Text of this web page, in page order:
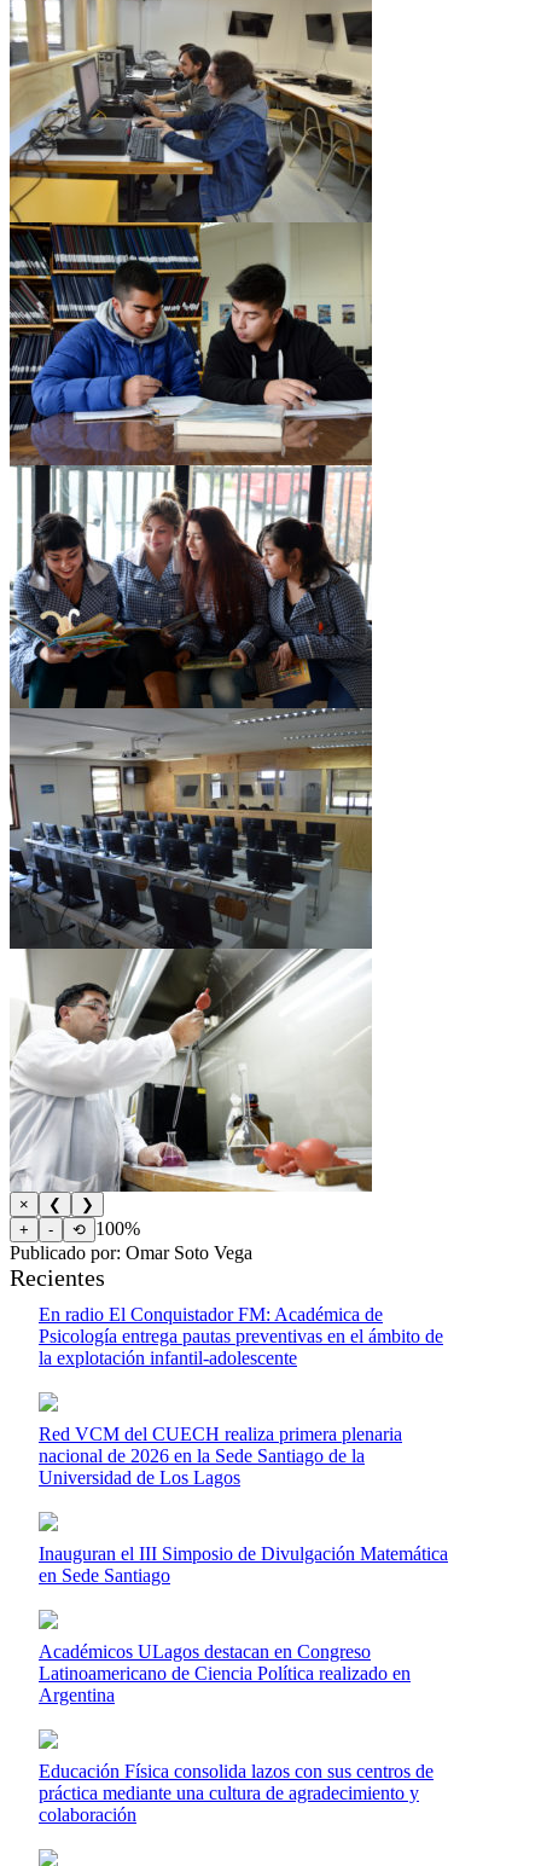
× ❮
❯
+
- ⟲ 100%
Publicado por: Omar Soto Vega
Recientes
En radio El Conquistador FM: Académica de
Psicología entrega pautas preventivas en el ámbito de
la explotación infantil-adolescente
Red VCM del CUECH realiza primera plenaria
nacional de 2026 en la Sede Santiago de la
Universidad de Los Lagos
Inauguran el III Simposio de Divulgación Matemática
en Sede Santiago
Académicos ULagos destacan en Congreso
Latinoamericano de Ciencia Política realizado en
Argentina
Educación Física consolida lazos con sus centros de
práctica mediante una cultura de agradecimiento y
colaboración